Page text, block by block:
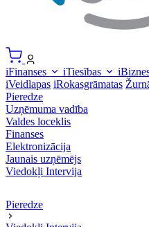
iFinanses iTiesības
iVeidlapas iRokasgrāmatas
Pieredze
Uzņēmuma vadība
Valdes loceklis
Finanses
Elektronizācija
Jaunais uzņēmējs
Viedokļi Intervija
Pieredze